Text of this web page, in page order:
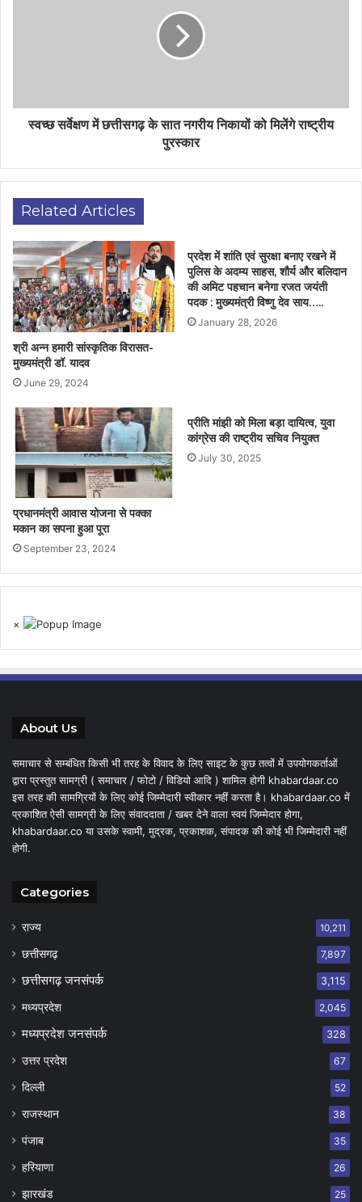
स्वच्छ सर्वेक्षण में छत्तीसगढ़ के सात नगरीय निकायों को मिलेंगे राष्ट्रीय
पुरस्कार
Related Articles
श्री अन्न हमारी सांस्कृतिक विरासत-
मुख्‍यमंत्री डॉ. यादव
June 29, 2024
प्रदेश में शांति एवं सुरक्षा बनाए रखने में
पुलिस के अदम्य साहस, शौर्य और बलिदान
की अमिट पहचान बनेगा रजत जयंती
पदक : मुख्यमंत्री विष्णु देव साय…..
January 28, 2026
प्रधानमंत्री आवास योजना से पक्का
मकान का सपना हुआ पूरा
September 23, 2024
प्रीति मांझी को मिला बड़ा दायित्व, युवा
कांग्रेस की राष्ट्रीय सचिव नियुक्त
July 30, 2025
×
About Us
समाचार से सम्बंधित किसी भी तरह के विवाद के लिए साइट के कुछ तत्वों में उपयोगकर्ताओं
द्वारा प्रस्तुत सामग्री ( समाचार / फोटो / विडियो आदि ) शामिल होगी khabardaar.co
इस तरह की सामग्रियों के लिए कोई जिम्मेदारी स्वीकार नहीं करता है। khabardaar.co में
प्रकाशित ऐसी सामग्री के लिए संवाददाता / खबर देने वाला स्वयं जिम्मेदार होगा,
khabardaar.co या उसके स्वामी, मुद्रक, प्रकाशक, संपादक की कोई भी जिम्मेदारी नहीं
होगी.
Categories
राज्य 10,211
छत्तीसगढ़ 7,897
छत्तीसगढ़ जनसंपर्क 3,115
मध्यप्रदेश 2,045
मध्यप्रदेश जनसंपर्क 328
उत्तर प्रदेश 67
दिल्ली 52
राजस्थान 38
पंजाब 35
हरियाणा 26
झारखंड 25